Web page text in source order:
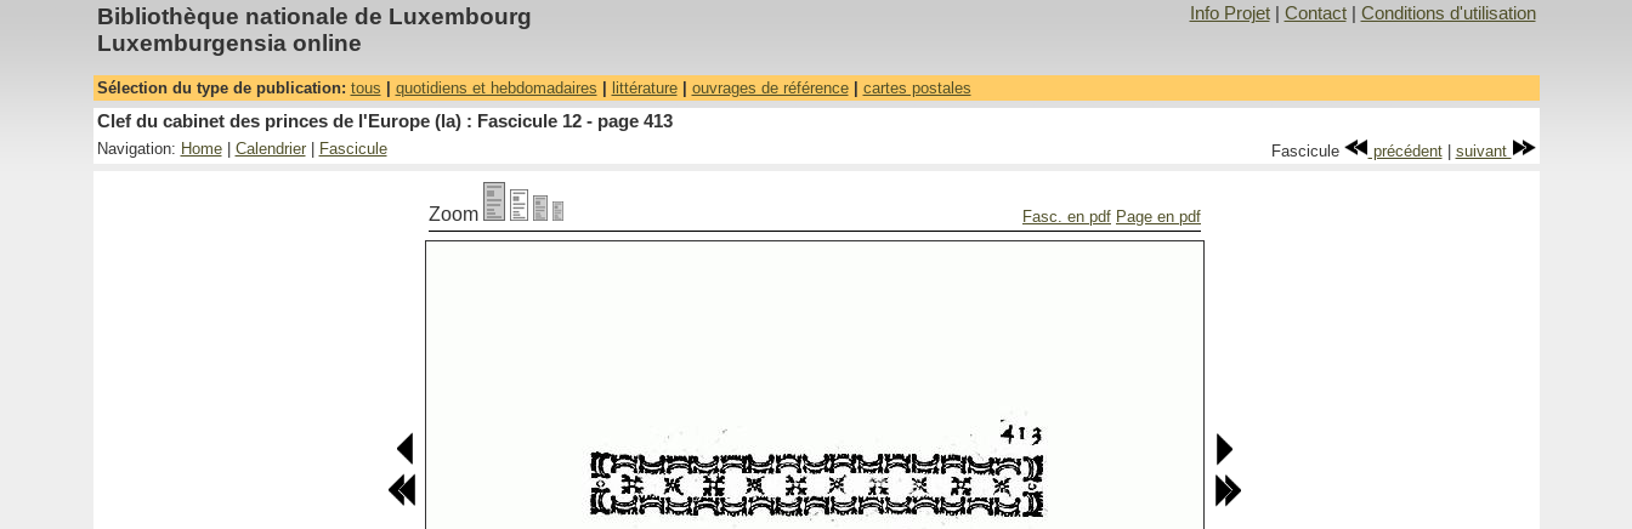
Bibliothèque nationale de Luxembourg
Luxemburgensia online
Info Projet| Contact| Conditions d'utilisation
Sélection du type de publication: tous quotidiens et hebdomadaires littérature| ouvrages de référence| cartes postales
Clef du cabinet des princes de l'Europe (la) : Fascicule 12 - page 413
Navigation: Home| Calendrier| Fascicule Fascicule précédent| suivant
Zoom Fasc. en pdf Page en pdf